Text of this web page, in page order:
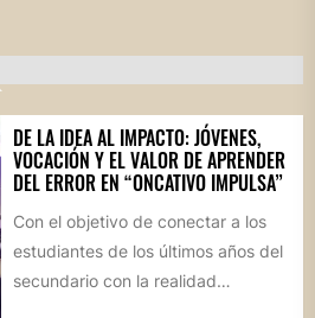
DE LA IDEA AL IMPACTO: JÓVENES,
VOCACIÓN Y EL VALOR DE APRENDER
DEL ERROR EN “ONCATIVO IMPULSA”
Con el objetivo de conectar a los
estudiantes de los últimos años del
secundario con la realidad